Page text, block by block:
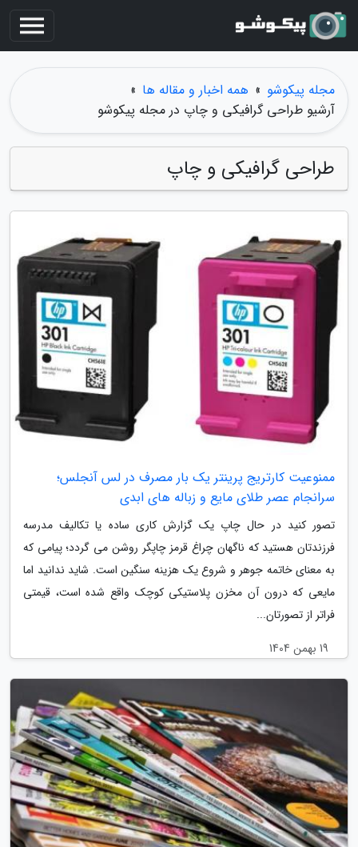
مجله پیکوشو » همه اخبار و مقاله ها »
آرشیو طراحی گرافیکی و چاپ در مجله پیکوشو
طراحی گرافیکی و چاپ
ممنوعیت کارتریج پرینتر یک بار مصرف در لس آنجلس؛
سرانجام عصر طلای مایع و زباله های ابدی
تصور کنید در حال چاپ یک گزارش کاری ساده یا تکالیف مدرسه
فرزندتان هستید که ناگهان چراغ قرمز چاپگر روشن می گردد؛ پیامی که
به معنای خاتمه جوهر و شروع یک هزینه سنگین است. شاید ندانید اما
مایعی که درون آن مخزن پلاستیکی کوچک واقع شده است، قیمتی
فراتر از تصورتان...
19 بهمن 1404